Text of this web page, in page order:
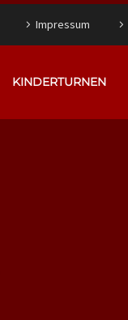
Impressum
KINDERTURNEN